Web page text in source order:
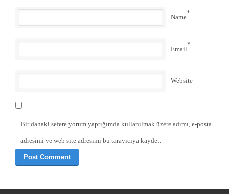
Name
*
Email
*
Website
Bir dahaki sefere yorum yaptığımda kullanılmak üzere adımı, e-posta
adresimi ve web site adresimi bu tarayıcıya kaydet.